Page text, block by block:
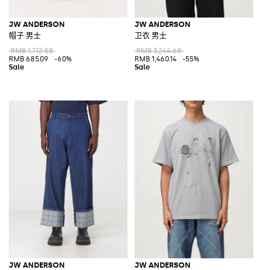
JW ANDERSON
帽子 男士
RMB 1,712.58
RMB 685.09
-60%
JW ANDERSON
卫衣 男士
RMB 3,244.68
RMB 1,460.14
-55%
JW ANDERSON JW ANDERSON